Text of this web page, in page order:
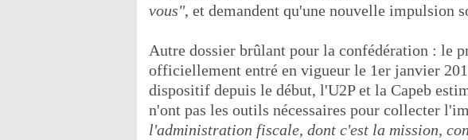
vous", et demandent qu'une nouvelle impulsion
Autre dossier brûlant pour la confédération : le
officiellement entré en vigueur le 1er janvier
dispositif depuis le début, l'U2P et la Capeb
n'ont pas les outils nécessaires pour collecter
l'administration fiscale, dont c'est la mission,